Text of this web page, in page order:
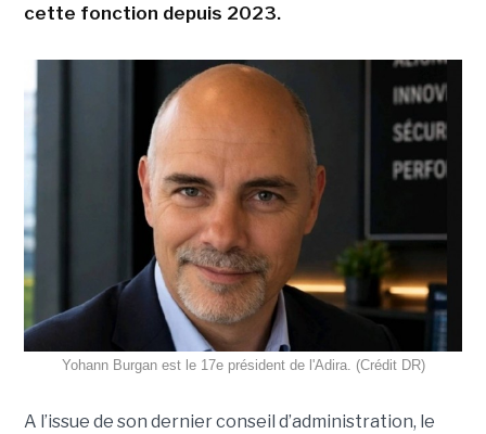
cette fonction depuis 2023.
Yohann Burgan est le 17e président de l'Adira. (Crédit DR)
A l’issue de son dernier conseil d’administration, le